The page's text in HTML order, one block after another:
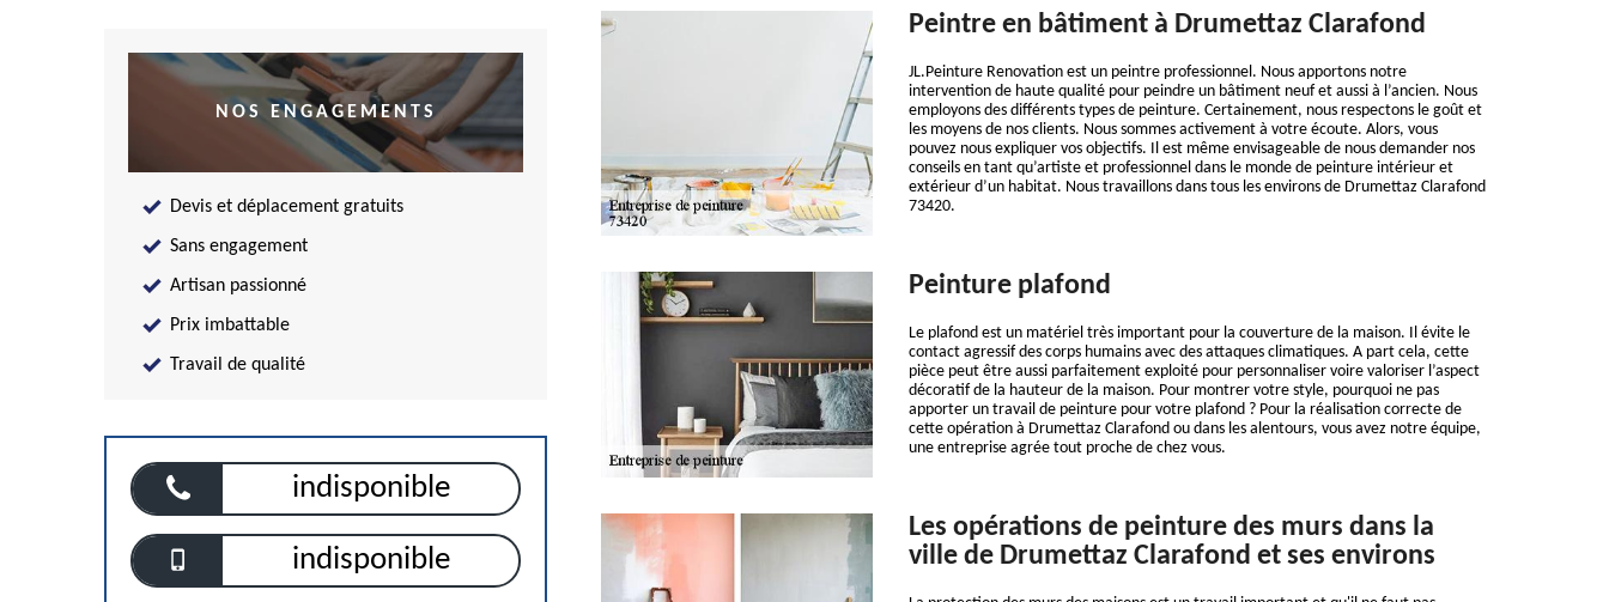
NOS ENGAGEMENTS
Devis et déplacement gratuits
Sans engagement
Artisan passionné
Prix imbattable
Travail de qualité
indisponible
indisponible
Peintre en bâtiment à Drumettaz Clarafond
JL.Peinture Renovation est un peintre professionnel. Nous apportons notre
intervention de haute qualité pour peindre un bâtiment neuf et aussi à l’ancien. Nous
employons des différents types de peinture. Certainement, nous respectons le goût et
les moyens de nos clients. Nous sommes activement à votre écoute. Alors, vous
pouvez nous expliquer vos objectifs. Il est même envisageable de nous demander nos
conseils en tant qu’artiste et professionnel dans le monde de peinture intérieur et
extérieur d’un habitat. Nous travaillons dans tous les environs de Drumettaz Clarafond
73420.
Peinture plafond
Le plafond est un matériel très important pour la couverture de la maison. Il évite le
contact agressif des corps humains avec des attaques climatiques. A part cela, cette
pièce peut être aussi parfaitement exploité pour personnaliser voire valoriser l’aspect
décoratif de la hauteur de la maison. Pour montrer votre style, pourquoi ne pas
apporter un travail de peinture pour votre plafond ? Pour la réalisation correcte de
cette opération à Drumettaz Clarafond ou dans les alentours, vous avez notre équipe,
une entreprise agrée tout proche de chez vous.
Les opérations de peinture des murs dans la
ville de Drumettaz Clarafond et ses environs